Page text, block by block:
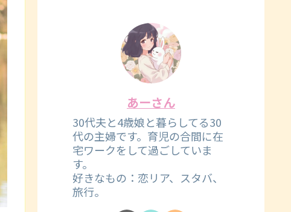
あーさん
30代夫と4歳娘と暮らしてる30
代の主婦です。育児の合間に在
宅ワークをして過ごしていま
す。
好きなもの：恋リア、スタバ、
旅行。